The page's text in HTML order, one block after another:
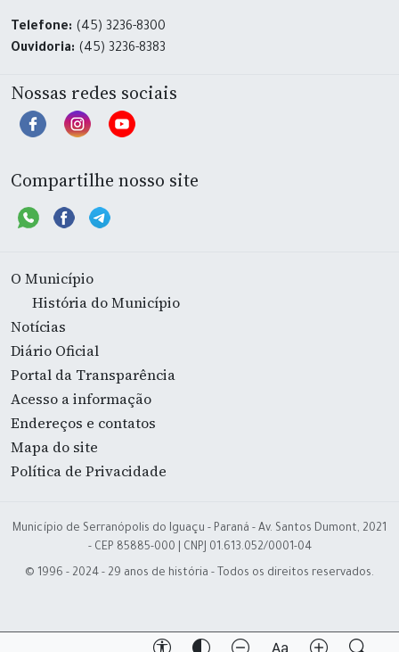
Telefone: (45) 3236-8300
Ouvidoria: (45) 3236-8383
Nossas redes sociais
Compartilhe nosso site
O Município
História do Município
Notícias
Diário Oficial
Portal da Transparência
Acesso a informação
Endereços e contatos
Mapa do site
Política de Privacidade
Município de Serranópolis do Iguaçu - Paraná - Av. Santos Dumont, 2021
- CEP 85885-000 | CNPJ 01.613.052/0001-04
© 1996 - 2024 - 29 anos de história - Todos os direitos reservados.